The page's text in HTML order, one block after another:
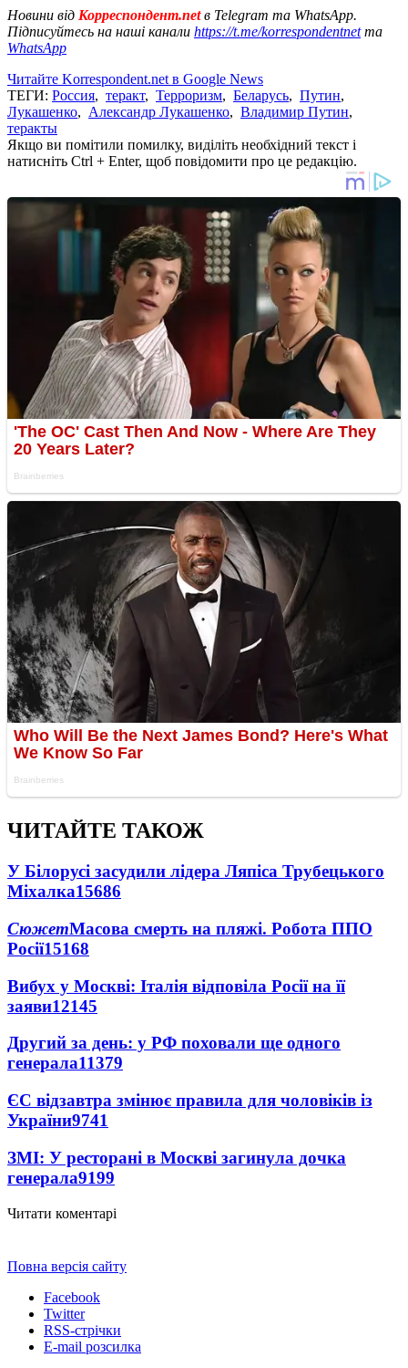
Новини від Корреспондент.netв Telegram та WhatsApp.
Підписуйтесь на наші канали https://t.me/korrespondentnetта
WhatsApp
Читайте Korrespondent.net в Google News
ТЕГИ: Россия, теракт, Терроризм, Беларусь, Путин,
Лукашенко, Александр Лукашенко, Владимир Путин,
теракты
Якщо ви помітили помилку, виділіть необхідний текст і
натисніть Ctrl + Enter, щоб повідомити про це редакцію.
ЧИТАЙТЕ ТАКОЖ
У Білорусі засудили лідера Ляпіса Трубецького
Міхалка15686
СюжетМасова смерть на пляжі. Робота ППО
Росії15168
Вибух у Москві: Італія відповіла Росії на її
заяви12145
Другий за день: у РФ поховали ще одного
генерала11379
ЄС відзавтра змінює правила для чоловіків із
України9741
ЗМІ: У ресторані в Москві загинула дочка
генерала9199
Читати коментарі
Повна версія сайту
Facebook
Twitter
RSS-стрічки
E-mail розсилка